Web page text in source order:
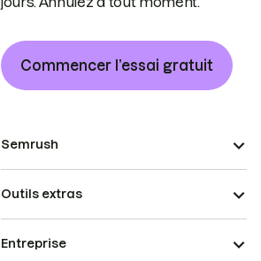
Commencer l’essai gratuit
Semrush
Outils extras
Entreprise